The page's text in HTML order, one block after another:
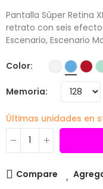
Pantalla Súper Retina
retrato con seis
Escenario, Escenario
Color
Memoria
Últimas unidades en
Compare